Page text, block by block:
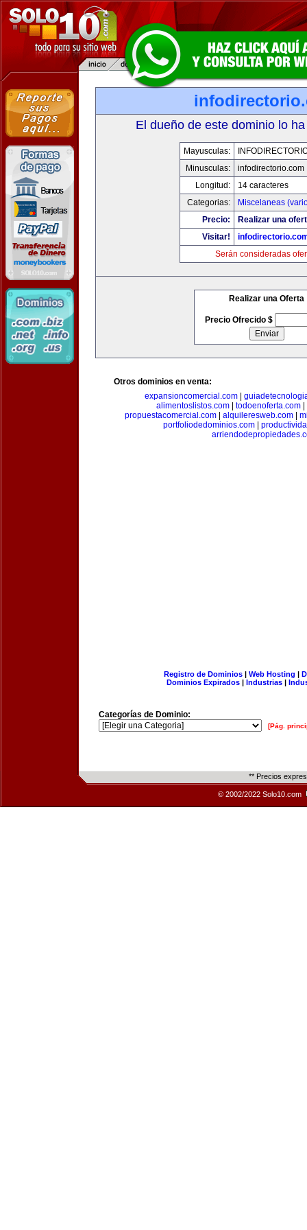
El dueño de este dominio lo
Mayusculas:
Minusculas:
infodirectorio.com
Longitud:
14 caracteres
Categorias:
Miscelaneas
Precio:
Realizar una
Visitar!
Serán consideradas
Realizar una Oferta
Precio Ofrecido $
Otros dominios en venta:
expansioncomercial.com|
alimentoslistos.com| todoenoferta.com|
propuestacomercial.com
alquileresweb.com
portfoliodedominios.com
Registro de Dominios| Web Hosting |
Dominios Expirados | Industrias |
Categorías de Dominio:
[Pág.
** Precios
© 2002/2022 Solo10.com